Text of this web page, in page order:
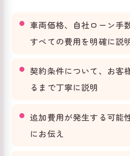
車両価格、自社ローン手
すべての費用を明確に説
契約条件について、お客
るまで丁寧に説明
追加費用が発生する可能
にお伝え